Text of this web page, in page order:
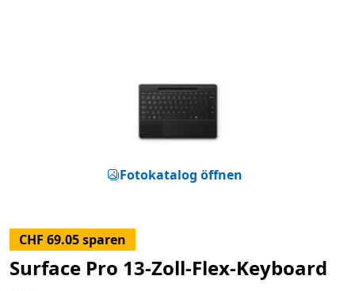
Fotokatalog öffnen
CHF 69.05 sparen
Surface Pro 13-Zoll-Flex-Keyboard